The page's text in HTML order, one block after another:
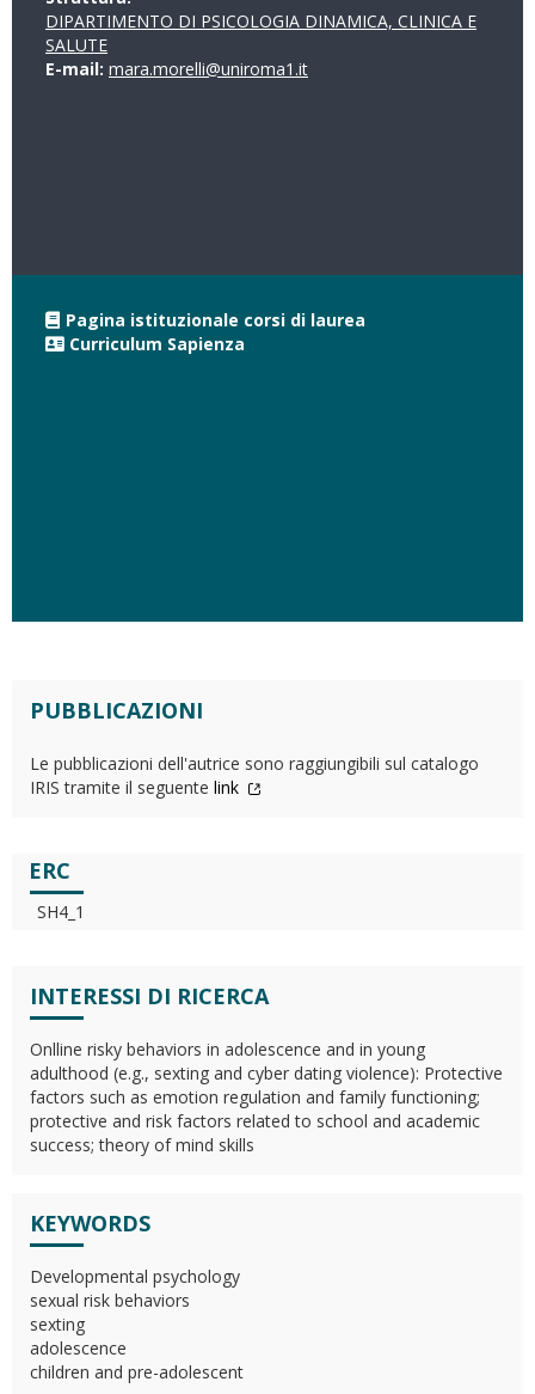
DIPARTIMENTO DI PSICOLOGIA DINAMICA, CLINICA E
SALUTE
E-mail: mara.morelli@uniroma1.it
Pagina istituzionale corsi di laurea
Curriculum Sapienza
PUBBLICAZIONI
Le pubblicazioni dell'autrice sono raggiungibili sul catalogo
IRIS tramite il seguente link
ERC
SH4_1
INTERESSI DI RICERCA
Onlline risky behaviors in adolescence and in young
adulthood (e.g., sexting and cyber dating violence): Protective
factors such as emotion regulation and family functioning;
protective and risk factors related to school and academic
success; theory of mind skills
KEYWORDS
Developmental psychology
sexual risk behaviors
sexting
adolescence
children and pre-adolescent